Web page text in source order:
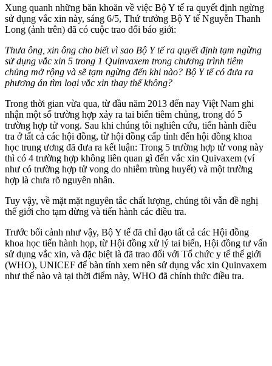
Xung quanh những băn khoăn về việc Bộ Y tế ra quyết định ngừng
sử dụng vắc xin này, sáng 6/5, Thứ trưởng Bộ Y tế Nguyễn Thanh
Long (ảnh trên) đã có cuộc trao đổi báo giới:
Thưa ông, xin ông cho biết vì sao Bộ Y tế ra quyết định tạm ngừng
sử dụng vắc xin 5 trong 1 Quinvaxem trong chương trình tiêm
chủng mở rộng và sẽ tạm ngừng đến khi nào? Bộ Y tế có đưa ra
phương án tìm loại vắc xin thay thế không?
Trong thời gian vừa qua, từ đầu năm 2013 đến nay Việt Nam ghi
nhận một số trường hợp xảy ra tai biến tiêm chủng, trong đó 5
trường hợp t‌ử von‌g. Sau khi chúng tôi nghiên cứu, tiến hành điều
tra ở tất cả các hội đồng, từ hội đồng cấp tỉnh đến hội đồng khoa
học trung ương đã đưa ra kết luận: Trong 5 trường hợp t‌ử von‌g này
thì có 4 trường hợp không liên quan gì đến vắc xin Quivaxem (ví
như có trường hợp t‌ử von‌g do nhiễm trùng huyết) và một trường
hợp là chưa rõ nguyên nhân.
Tuy vậy, về mặt mặt nguyên tắc chất lượng, chúng tôi vẫn đề nghị
thế giới cho tạm dừng và tiến hành các điều tra.
Trước bối cảnh như vậy, Bộ Y tế đã chỉ đạo tất cả các Hội đồng
khoa học tiến hành họp, từ Hội đồng xử lý tai biến, Hội đồng tư vấn
sử dụng vắc xin, và đặc biệt là đã trao đổi với Tổ chức y tế thế giới
(WHO), UNICEF để bàn tính xem nên sử dụng vắc xin Quinvaxem
như thế nào và tại thời điểm này, WHO đã chính thức điều tra.